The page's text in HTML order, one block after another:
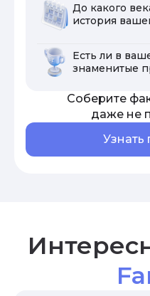
До какого
история
Есть ли в
знаменитые
Соберите
даже не
Узнать